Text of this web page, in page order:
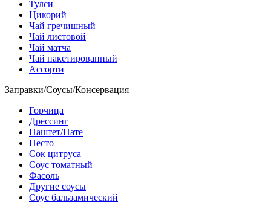
Тулси
Цикорий
Чай гречишный
Чай листовой
Чай матча
Чай пакетированный
Ассорти
Заправки/Соусы/Консервация
Горчица
Дрессинг
Паштет/Пате
Песто
Сок цитруса
Соус томатный
Фасоль
Другие соусы
Соус бальзамический